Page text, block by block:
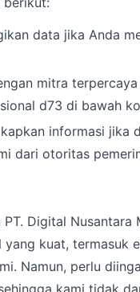
data jika Anda
mitra
d73 di bawah
informasi jika
dari otoritas
Digital Nusantara
kuat, termasuk
Namun, perlu
kami tidak